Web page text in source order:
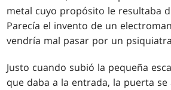
metal cuyo propósito le resultaba
Parecía el invento de un
vendría mal pasar por un
Justo cuando subió la pequeña
que daba a la entrada, la puerta